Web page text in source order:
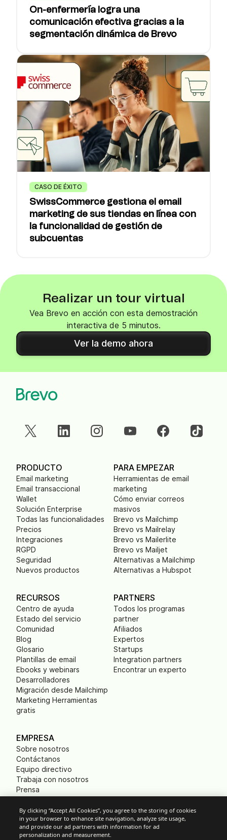
On-enfermería logra una
comunicación efectiva gracias a la
segmentación dinámica de Brevo
CASO DE ÉXITO
SwissCommerce gestiona el email
marketing de sus tiendas en línea con
la funcionalidad de gestión de
subcuentas
Realizar un tour virtual
Vea Brevo en acción con esta demostración
interactiva de 5 minutos.
Ver la demo ahora
PRODUCTO
Email marketing
Email transaccional
Wallet
Solución Enterprise
Todas las funcionalidades
Precios
Integraciones
RGPD
Seguridad
Nuevos productos
PARA EMPEZAR
Herramientas de email
marketing
Cómo enviar correos
masivos
Brevo vs Mailchimp
Brevo vs Mailrelay
Brevo vs Mailerlite
Brevo vs Mailjet
Alternativas a Mailchimp
Alternativas a Hubspot
RECURSOS
Centro de ayuda
Estado del servicio
Comunidad
Blog
Glosario
Plantillas de email
Ebooks y webinars
Desarrolladores
Migración desde Mailchimp
Marketing Herramientas
gratis
PARTNERS
Todos los programas
partner
Afiliados
Expertos
Startups
Integration partners
Encontrar un experto
EMPRESA
Sobre nosotros
Contáctanos
Equipo directivo
Trabaja con nosotros
Prensa
Huella ecológica
By clicking “Accept All Cookies”, you agree to the storing of cookies
in your browser to enhance site navigation, analyze site usage,
and provide our ad partners with information for ad
personalization and measurement.